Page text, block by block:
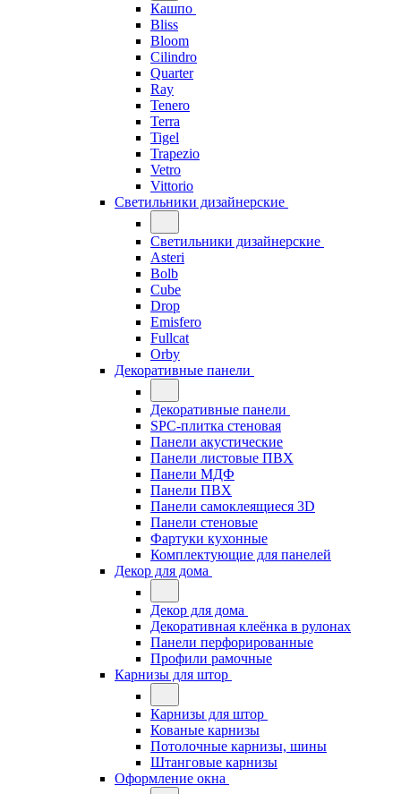
Кашпо
Bliss
Bloom
Cilindro
Quarter
Ray
Tenero
Terra
Tigel
Trapezio
Vetro
Vittorio
Светильники дизайнерские
Светильники дизайнерские
Asteri
Bolb
Cube
Drop
Emisfero
Fullcat
Orby
Декоративные панели
Декоративные панели
SPC-плитка стеновая
Панели акустические
Панели листовые ПВХ
Панели МДФ
Панели ПВХ
Панели самоклеящиеся 3D
Панели стеновые
Фартуки кухонные
Комплектующие для панелей
Декор для дома
Декор для дома
Декоративная клеёнка в рулонах
Панели перфорированные
Профили рамочные
Карнизы для штор
Карнизы для штор
Кованые карнизы
Потолочные карнизы, шины
Штанговые карнизы
Оформление окна